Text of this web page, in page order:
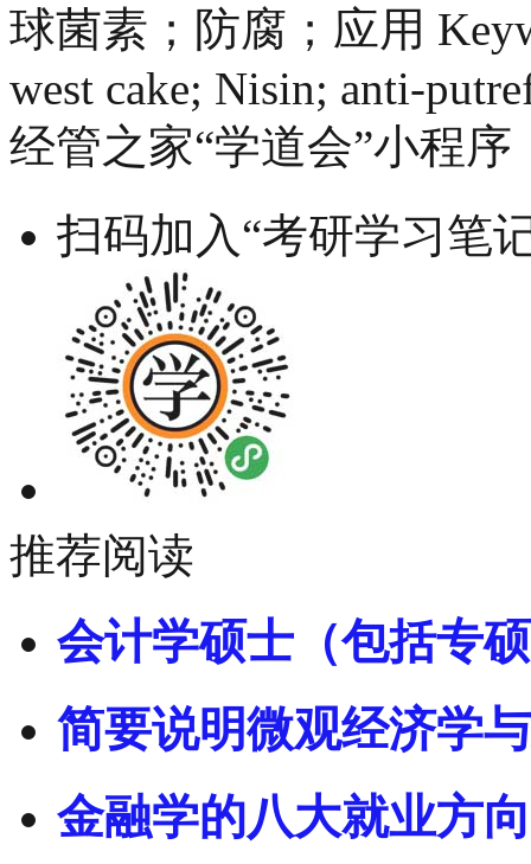
球菌素；防腐；应用
west cake; Nisin; anti-
经管之家“学道会”小程序
扫码加入“考研学习笔
推荐阅读
会计学硕士（包括专
简要说明微观经济学
金融学的八大就业方